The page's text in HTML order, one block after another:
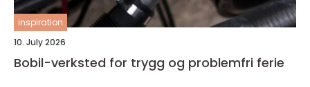
inspiration
10. July 2026
Bobil-verksted for trygg og problemfri ferie